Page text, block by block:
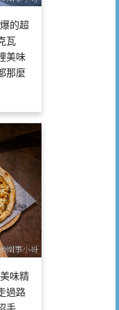
的超
瓦
美味
那麼
味精
過路